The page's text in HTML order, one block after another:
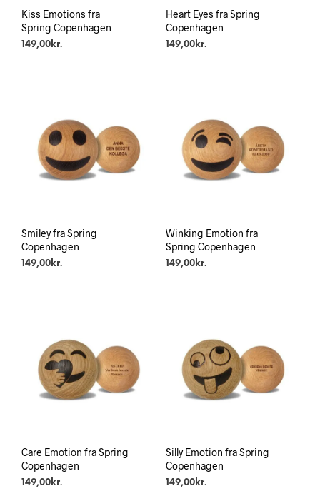
Kiss Emotions fra
Spring Copenhagen
149,00 kr.
Heart Eyes fra Spring
Copenhagen
149,00kr.
Smiley fra Spring
Copenhagen
149,00 kr.
Winking Emotion fra
Spring Copenhagen
149,00kr.
Care Emotion fra Spring
Copenhagen
149,00 kr.
Silly Emotion fra Spring
Copenhagen
149,00kr.